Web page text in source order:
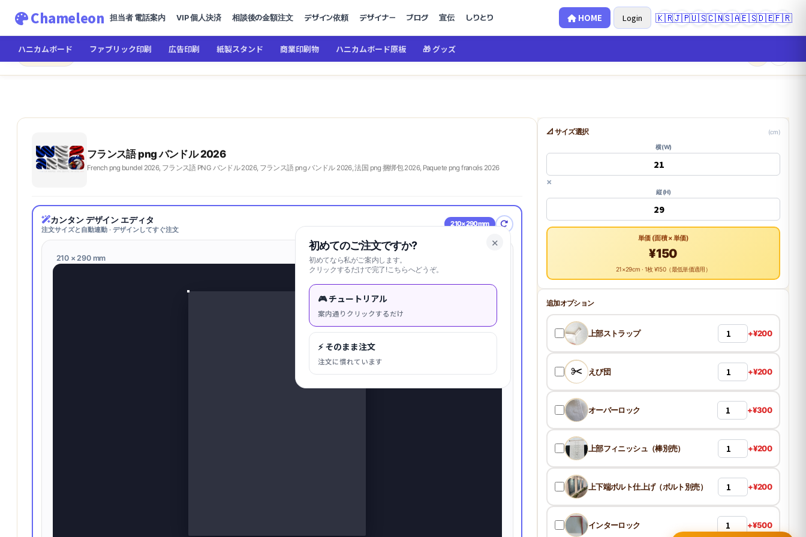
Chameleon 担当者 電話案内 VIP 個人決済 相談後の金額注文 デザイン依頼 デザイナー ブログ 宣伝 しりとり HOME Login 🇰🇷🇯🇵🇺🇸🇨🇳🇸🇦🇪🇸🇩🇪🇫🇷
ハニカムボード ファブリック印刷 広告印刷 紙製スタンド 商業印刷物 ハニカムボード原板 🎁 グッズ
← メインへ Chameleonフランス語 png バンドル 2026
フランス語 png バンドル 2026
French png bundel 2026, フランス語 PNG バンドル 2026, フランス語 png バンドル 2026, 法国 png 捆绑包 2026, Paquete png francés 2026
カンタン デザイン エディタ
注文サイズと自動連動 · デザインしてすぐ注文
210×290mm
210 × 290 mm
キャンバスに合わせる
📐 サイズ選択 (cm)
横 (W)
×
縦 (H)
単価 (面積 × 単価)
¥150
21×29cm · 1枚 ¥150（最低単価適用）
追加オプション
上部ストラップ +¥200
えび団 +¥200
オーバーロック +¥300
上部フィニッシュ（棒別売） +¥200
上下端ボルト仕上げ（ボルト別売） +¥200
インターロック +¥500
✕
初めてのご注文ですか?
初めてなら私がご案内します。
クリックするだけで完了!こちらへどうぞ。
🎮 チュートリアル
案内通りクリックするだけ
⚡ そのまま注文
注文に慣れています